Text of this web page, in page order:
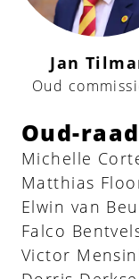
Jan
Oud
Oud-
Michelle
Matthias
Elwin van
Falco
Victor